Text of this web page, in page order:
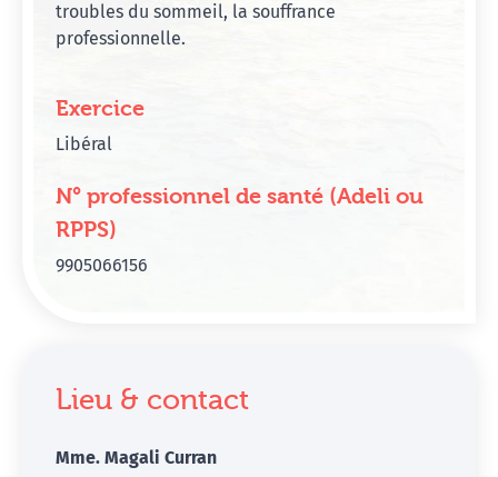
troubles du sommeil, la souffrance
professionnelle.
Exercice
Libéral
N° professionnel de santé (Adeli ou
RPPS)
9905066156
Lieu & contact
Mme. Magali Curran